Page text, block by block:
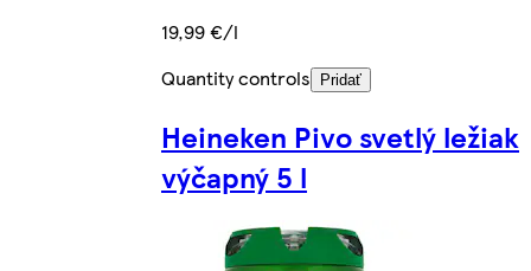
19,99 €/l
Quantity controls
Pridať
Heineken Pivo svetlý ležiak
výčapný 5 l